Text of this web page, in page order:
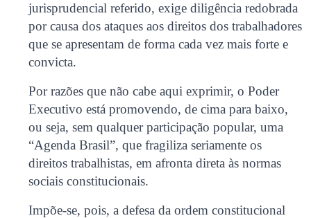
jurisprudencial referido, exige diligência redobrada
por causa dos ataques aos direitos dos trabalhadores
que se apresentam de forma cada vez mais forte e
convicta.
Por razões que não cabe aqui exprimir, o Poder
Executivo está promovendo, de cima para baixo,
ou seja, sem qualquer participação popular, uma
“Agenda Brasil”, que fragiliza seriamente os
direitos trabalhistas, em afronta direta às normas
sociais constitucionais.
Impõe-se, pois, a defesa da ordem constitucional